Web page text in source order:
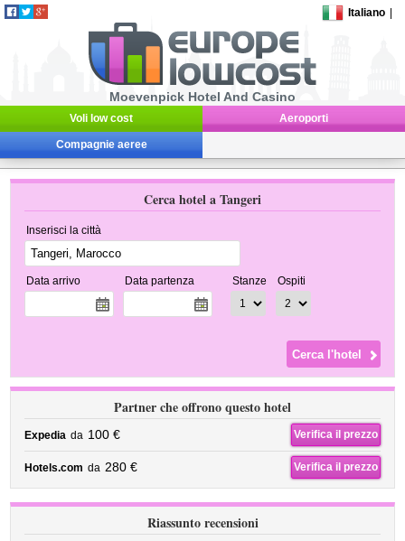
Italiano
Moevenpick Hotel And Casino
Voli low cost Aeroporti
Compagnie aeree
Cerca hotel a Tangeri
Inserisci la città
Data arrivo Data partenza Stanze Ospiti
Partner che offrono questo hotel
Expedia da 100 € Verifica il prezzo
Hotels.com da 280 € Verifica il prezzo
Riassunto recensioni